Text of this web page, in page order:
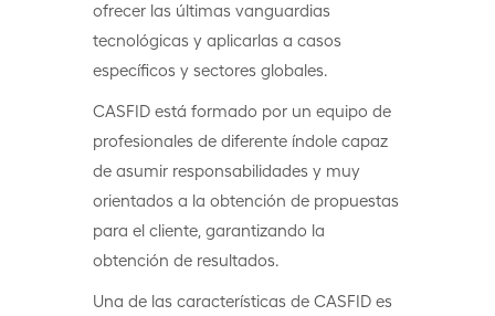
ofrecer las últimas vanguardias
tecnológicas y aplicarlas a casos
específicos y sectores globales.
CASFID está formado por un equipo de
profesionales de diferente índole capaz
de asumir responsabilidades y muy
orientados a la obtención de propuestas
para el cliente, garantizando la
obtención de resultados.
Una de las características de CASFID es